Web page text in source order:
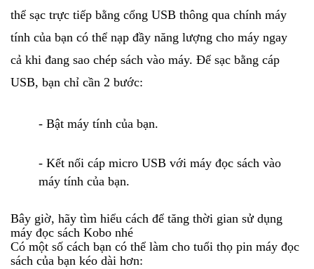
thể sạc trực tiếp bằng cổng USB thông qua chính máy
tính của bạn có thể nạp đầy năng lượng cho máy ngay
cả khi đang sao chép sách vào máy. Để sạc bằng cáp
USB, bạn chỉ cần 2 bước:
- Bật máy tính của bạn.
- Kết nối cáp micro USB với máy đọc sách vào
máy tính của bạn.
Bây giờ, hãy tìm hiểu cách để tăng thời gian sử dụng
máy đọc sách Kobo nhé
Có một số cách bạn có thể làm cho tuổi thọ pin máy đọc
sách của bạn kéo dài hơn: